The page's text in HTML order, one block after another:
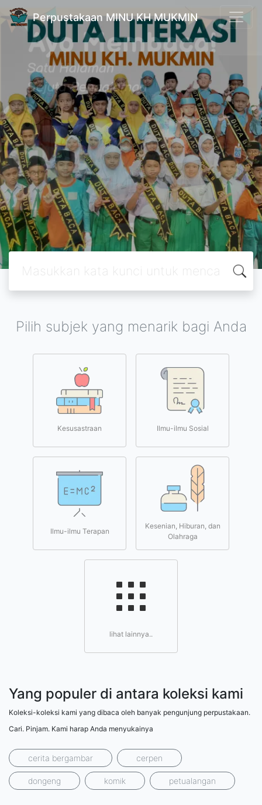
Perpustakaan MINU KH MUKMIN
Pilih subjek yang menarik bagi Anda
Kesusastraan Ilmu-ilmu Sosial
Ilmu-ilmu Terapan
Kesenian, Hiburan, dan
Olahraga
lihat lainnya..
Yang populer di antara koleksi kami
Koleksi-koleksi kami yang dibaca oleh banyak pengunjung perpustakaan.
Cari. Pinjam. Kami harap Anda menyukainya
cerita bergambar cerpen
dongeng komik petualangan